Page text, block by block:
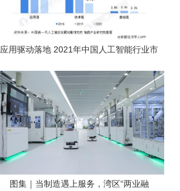
应用驱动落地 2021年中国人工智能行业市
图集｜当制造遇上服务，湾区“两业融